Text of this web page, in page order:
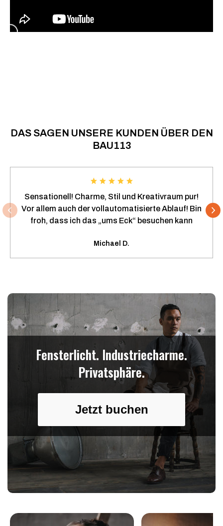
DAS SAGEN UNSERE KUNDEN ÜBER DEN
BAU113
Sensationell! Charme, Stil und Kreativraum pur!
Vor allem auch der vollautomatisierte Ablauf! Bin
froh, dass ich das „ums Eck“ besuchen kann
Michael D.
Fensterlicht. Industriecharme.
Privatsphäre.
Jetzt buchen